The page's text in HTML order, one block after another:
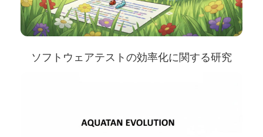
ソフトウェアテストの効率化に関する研究